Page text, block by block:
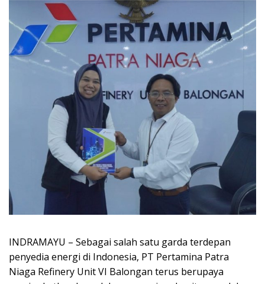
INDRAMAYU – Sebagai salah satu garda terdepan
penyedia energi di Indonesia, PT Pertamina Patra
Niaga Refinery Unit VI Balongan terus berupaya